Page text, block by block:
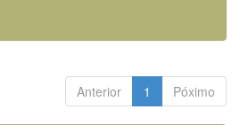
Anterior 1 Póximo